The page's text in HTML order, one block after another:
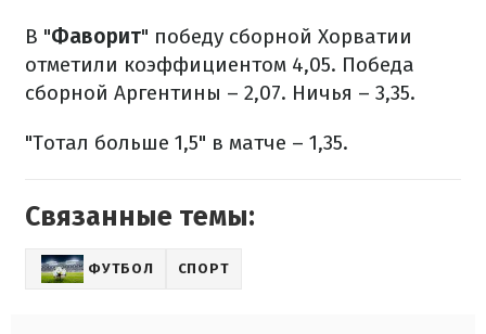
В "Фаворит" победу сборной Хорватии
отметили коэффициентом 4,05. Победа
сборной Аргентины – 2,07. Ничья – 3,35.
"Тотал больше 1,5" в матче – 1,35.
Связанные темы:
ФУТБОЛ СПОРТ